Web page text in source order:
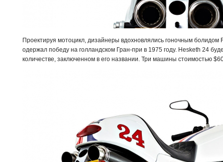
Проектируя мотоцикл, дизайнеры вдохновлялись гоночным болидом
одержал победу на голландском Гран-при в 1975 году. Hesketh 24
количестве, заключенном в его названии. Три машины стоимостью $